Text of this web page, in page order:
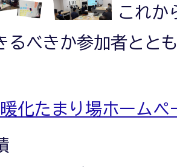
これか
るべきか参加者とと
化たまり場ホームペ